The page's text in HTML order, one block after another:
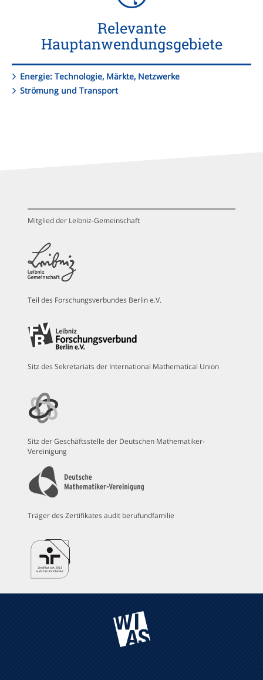
Relevante
Hauptanwendungsgebiete
Energie: Technologie, Märkte, Netzwerke
Strömung und Transport
Mitglied der Leibniz-Gemeinschaft
Teil des Forschungsverbundes Berlin e.V.
Sitz des Sekretariats der International Mathematical Union
Sitz der Geschäftsstelle der Deutschen Mathematiker-
Vereinigung
Träger des Zertifikates audit berufundfamilie